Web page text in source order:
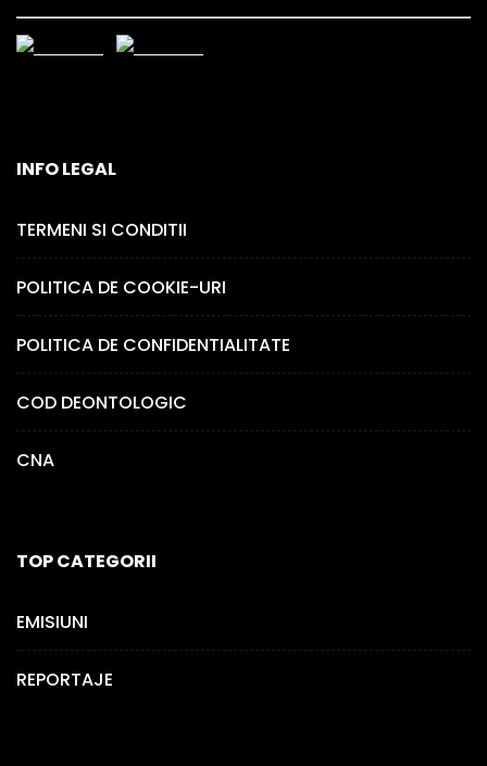
INFO LEGAL
TERMENI SI CONDITII
POLITICA DE COOKIE-URI
POLITICA DE CONFIDENTIALITATE
COD DEONTOLOGIC
CNA
TOP CATEGORII
EMISIUNI
REPORTAJE